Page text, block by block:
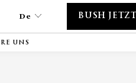
De BUSH JETZT
UNS